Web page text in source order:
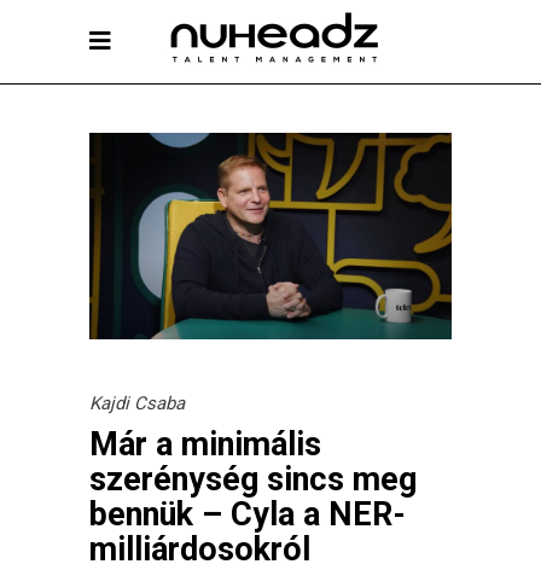
Kajdi Csaba
Már a minimális
szerénység sincs meg
bennük – Cyla a NER-
milliárdosokról